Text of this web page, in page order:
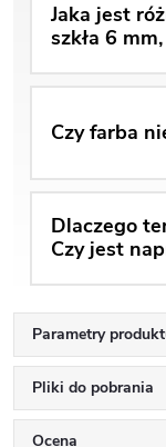
Jaka jest
szkła 6
Czy farba
Dlaczego
Czy jest
Parametry
Pliki do pobrania
Ocena